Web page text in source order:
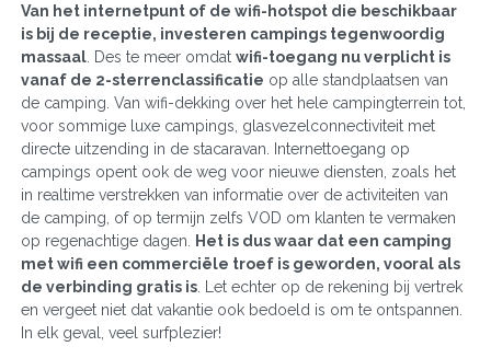
Van het internetpunt of de wifi-hotspot die beschikbaar
is bij de receptie, investeren campings tegenwoordig
massaal . Des te meer omdat wifi-toegang nu verplicht is
vanaf de 2-sterrenclassificatie op alle standplaatsen van
de camping. Van wifi-dekking over het hele campingterrein tot,
voor sommige luxe campings, glasvezelconnectiviteit met
directe uitzending in de stacaravan. Internettoegang op
campings opent ook de weg voor nieuwe diensten, zoals het
in realtime verstrekken van informatie over de activiteiten van
de camping, of op termijn zelfs VOD om klanten te vermaken
op regenachtige dagen.
Het is dus waar dat een camping
met wifi een commerciële troef is geworden, vooral als
de verbinding gratis is . Let echter op de rekening bij vertrek
en vergeet niet dat vakantie ook bedoeld is om te ontspannen.
In elk geval, veel surfplezier!